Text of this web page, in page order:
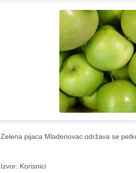
Zelena pijaca Mladenovac održava se
Izvor: Korisnici